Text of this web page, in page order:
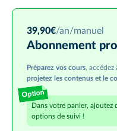
39,90€/an/manuel
Abonnement
Préparez vos cours, accédez
projetez les contenus et le
Option
Dans votre panier, ajoutez
options de suivi !